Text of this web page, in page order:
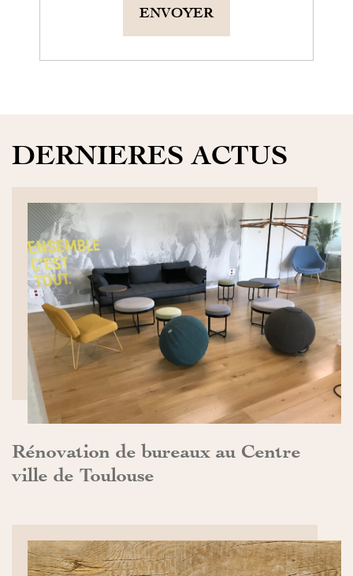
ENVOYER
DERNIERES ACTUS
Rénovation de bureaux au Centre
ville de Toulouse
DÉCOUVRIR>>